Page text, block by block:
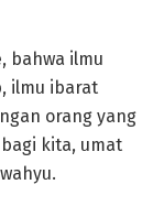
bahwa ilmu
ilmu ibarat
orang yang
kita, umat